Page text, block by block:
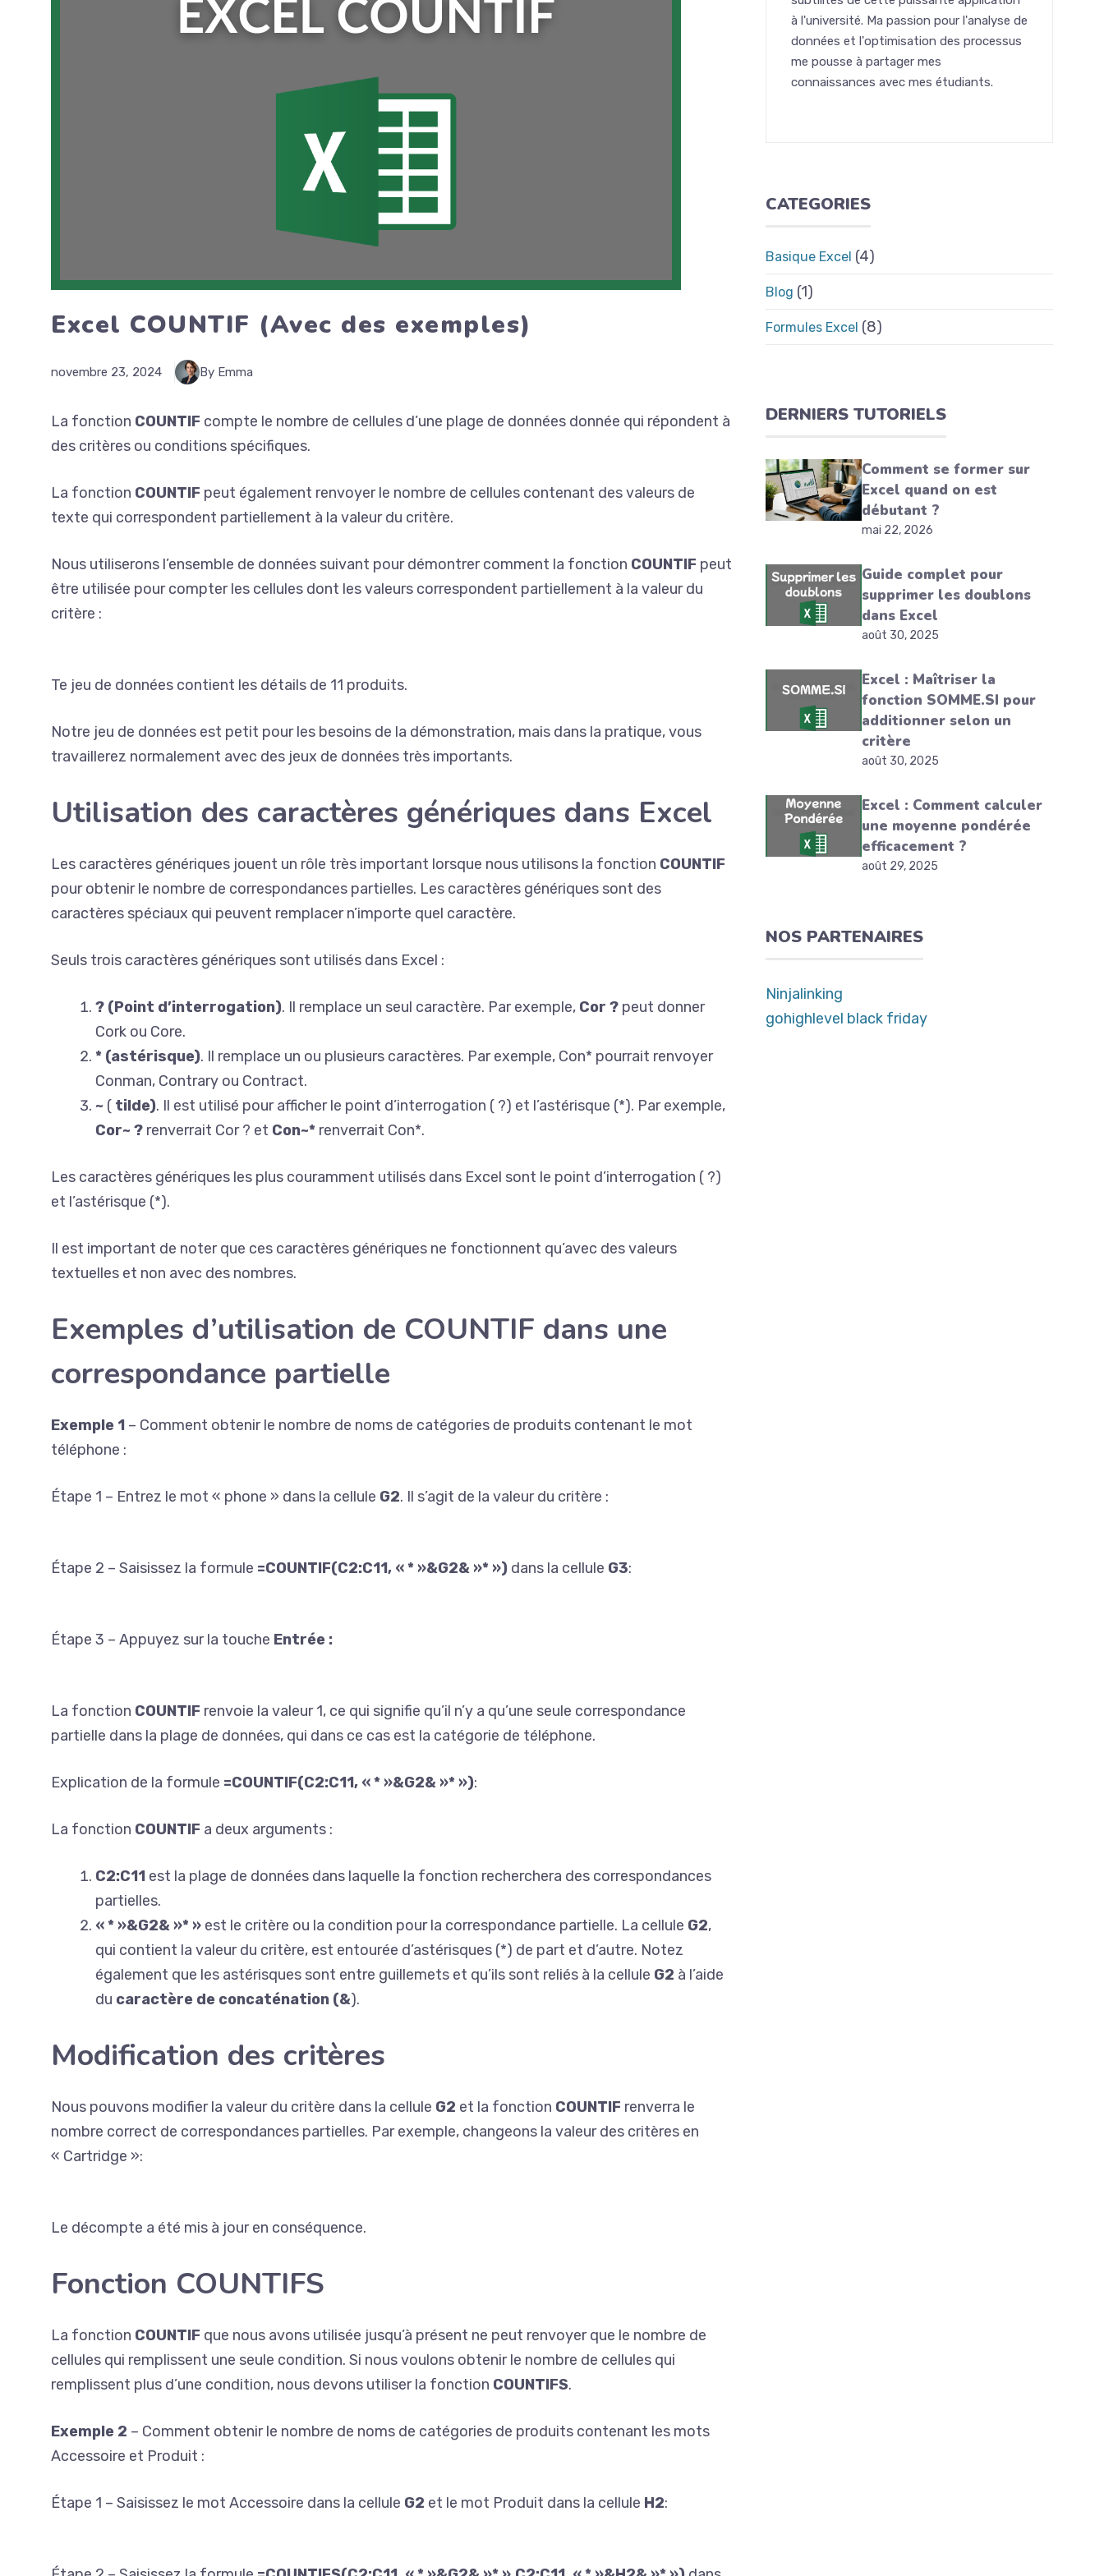
Excel COUNTIF (Avec des exemples)
novembre 23, 2024 By Emma
La fonction COUNTIF compte le nombre de cellules d’une plage de données donnée qui répondent à
des critères ou conditions spécifiques.
La fonction COUNTIF peut également renvoyer le nombre de cellules contenant des valeurs de
texte qui correspondent partiellement à la valeur du critère.
Nous utiliserons l’ensemble de données suivant pour démontrer comment la fonction COUNTIF peut
être utilisée pour compter les cellules dont les valeurs correspondent partiellement à la valeur du
critère :
Te jeu de données contient les détails de 11 produits.
Notre jeu de données est petit pour les besoins de la démonstration, mais dans la pratique, vous
travaillerez normalement avec des jeux de données très importants.
Utilisation des caractères génériques dans Excel
Les caractères génériques jouent un rôle très important lorsque nous utilisons la fonction COUNTIF
pour obtenir le nombre de correspondances partielles. Les caractères génériques sont des
caractères spéciaux qui peuvent remplacer n’importe quel caractère.
Seuls trois caractères génériques sont utilisés dans Excel :
? (Point d’interrogation). Il remplace un seul caractère. Par exemple, Cor ? peut donner
Cork ou Core.
* (astérisque). Il remplace un ou plusieurs caractères. Par exemple, Con* pourrait renvoyer
Conman, Contrary ou Contract.
~ ( tilde). Il est utilisé pour afficher le point d’interrogation ( ?) et l’astérisque (*). Par exemple,
Cor~ ? renverrait Cor ? et Con~* renverrait Con*.
Les caractères génériques les plus couramment utilisés dans Excel sont le point d’interrogation ( ?)
et l’astérisque (*).
Il est important de noter que ces caractères génériques ne fonctionnent qu’avec des valeurs
textuelles et non avec des nombres.
Exemples d’utilisation de COUNTIF dans une
correspondance partielle
Exemple 1 – Comment obtenir le nombre de noms de catégories de produits contenant le mot
téléphone :
Étape 1 – Entrez le mot « phone » dans la cellule G2. Il s’agit de la valeur du critère :
Étape 2 – Saisissez la formule =COUNTIF(C2:C11, « * »&G2& »* ») dans la cellule G3:
Étape 3 – Appuyez sur la touche Entrée :
La fonction COUNTIF renvoie la valeur 1, ce qui signifie qu’il n’y a qu’une seule correspondance
partielle dans la plage de données, qui dans ce cas est la catégorie de téléphone.
Explication de la formule =COUNTIF(C2:C11, « * »&G2& »* »):
La fonction COUNTIF a deux arguments :
C2:C11 est la plage de données dans laquelle la fonction recherchera des correspondances
partielles.
« * »&G2& »* » est le critère ou la condition pour la correspondance partielle. La cellule G2,
qui contient la valeur du critère, est entourée d’astérisques (*) de part et d’autre. Notez
également que les astérisques sont entre guillemets et qu’ils sont reliés à la cellule G2 à l’aide
du caractère de concaténation (&).
Modification des critères
Nous pouvons modifier la valeur du critère dans la cellule G2 et la fonction COUNTIF renverra le
nombre correct de correspondances partielles. Par exemple, changeons la valeur des critères en
« Cartridge »:
Le décompte a été mis à jour en conséquence.
Fonction COUNTIFS
La fonction COUNTIF que nous avons utilisée jusqu’à présent ne peut renvoyer que le nombre de
cellules qui remplissent une seule condition. Si nous voulons obtenir le nombre de cellules qui
remplissent plus d’une condition, nous devons utiliser la fonction COUNTIFS.
Exemple 2 – Comment obtenir le nombre de noms de catégories de produits contenant les mots
Accessoire et Produit :
Étape 1 – Saisissez le mot Accessoire dans la cellule G2 et le mot Produit dans la cellule H2:
à l'université. Ma passion pour l'analyse de
données et l'optimisation des processus
me pousse à partager mes
connaissances avec mes étudiants.
CATEGORIES
Basique Excel (4)
Blog (1)
Formules Excel (8)
DERNIERS TUTORIELS
Comment se former sur
Excel quand on est
débutant ?
mai 22, 2026
Guide complet pour
supprimer les doublons
dans Excel
août 30, 2025
Excel : Maîtriser la
fonction SOMME.SI pour
additionner selon un
critère
août 30, 2025
Excel : Comment calculer
une moyenne pondérée
efficacement ?
août 29, 2025
NOS PARTENAIRES
Ninjalinking
gohighlevel black friday